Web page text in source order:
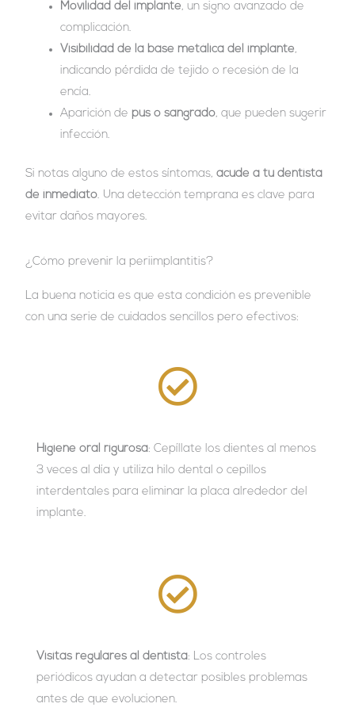
Movilidad del implante, un signo avanzado de
complicación.
Visibilidad de la base metálica del implante,
indicando pérdida de tejido o recesión de la
encía.
Aparición de pus o sangrado, que pueden sugerir
infección.
Si notas alguno de estos síntomas,acude a tu dentista
de inmediato. Una detección temprana es clave para
evitar daños mayores.
¿Cómo prevenir la periimplantitis?
La buena noticia es que esta condición es prevenible
con una serie de cuidados sencillos pero efectivos:
Higiene oral rigurosa: Cepíllate los dientes al menos
3 veces al día y utiliza hilo dental o cepillos
interdentales para eliminar la placa alrededor del
implante.
Visitas regulares al dentista: Los controles
periódicos ayudan a detectar posibles problemas
antes de que evolucionen.